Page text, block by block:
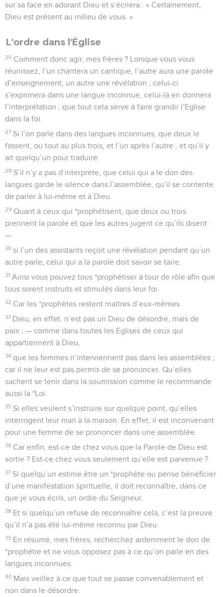
sur sa face en adorant Dieu et s’écriera : « Certainement,
Dieu est présent au milieu de vous. »
L'ordre dans l'Église
26 Comment donc agir, mes frères ? Lorsque vous vous
réunissez, l’un chantera un cantique, l’autre aura une parole
d’enseignement, un autre une révélation ; celui-ci
s’exprimera dans une langue inconnue, celui-là en donnera
l’interprétation ; que tout cela serve à faire grandir l’Eglise
dans la foi.
27 Si l’on parle dans des langues inconnues, que deux le
fassent, ou tout au plus trois, et l’un après l’autre ; et qu’il y
ait quelqu’un pour traduire.
28 S’il n’y a pas d’interprète, que celui qui a le don des
langues garde le silence dans l’assemblée, qu’il se contente
de parler à lui-même et à Dieu.
29 Quant à ceux qui *prophétisent, que deux ou trois
prennent la parole et que les autres jugent ce qu’ils disent :
—
30 si l’un des assistants reçoit une révélation pendant qu’un
autre parle, celui qui a la parole doit savoir se taire.
31 Ainsi vous pouvez tous *prophétiser à tour de rôle afin que
tous soient instruits et stimulés dans leur foi.
32 Car les *prophètes restent maîtres d’eux-mêmes.
33 Dieu, en effet, n’est pas un Dieu de désordre, mais de
paix ; — comme dans toutes les Eglises de ceux qui
appartiennent à Dieu,
34 que les femmes n’interviennent pas dans les assemblées ;
car il ne leur est pas permis de se prononcer. Qu’elles
sachent se tenir dans la soumission comme le recommande
aussi la *Loi.
35 Si elles veulent s’instruire sur quelque point, qu’elles
interrogent leur mari à la maison. En effet, il est inconvenant
pour une femme de se prononcer dans une assemblée.
36 Car enfin, est-ce de chez vous que la Parole de Dieu est
sortie ? Est-ce chez vous seulement qu’elle est parvenue ?
37 Si quelqu’un estime être un *prophète ou pense bénéficier
d’une manifestation spirituelle, il doit reconnaître, dans ce
que je vous écris, un ordre du Seigneur.
38 Et si quelqu’un refuse de reconnaître cela, c’est la preuve
qu’il n’a pas été lui-même reconnu par Dieu.
39 En résumé, mes frères, recherchez ardemment le don de
*prophétie et ne vous opposez pas à ce qu’on parle en des
langues inconnues.
40 Mais veillez à ce que tout se passe convenablement et
non dans le désordre.